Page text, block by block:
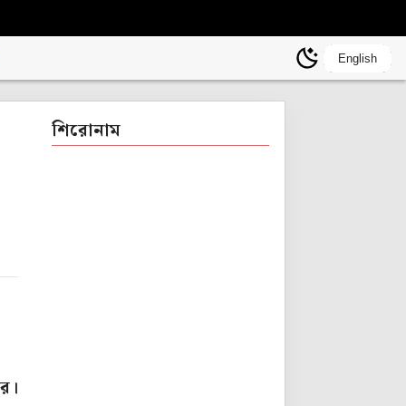
English
শিরোনাম